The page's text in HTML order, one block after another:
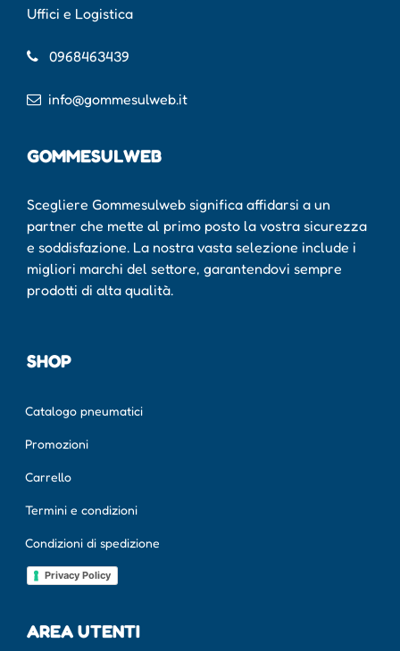
Uffici e Logistica
0968463439
info@gommesulweb.it
GOMMESULWEB
Scegliere Gommesulweb significa affidarsi a un
partner che mette al primo posto la vostra sicurezza
e soddisfazione. La nostra vasta selezione include i
migliori marchi del settore, garantendovi sempre
prodotti di alta qualità.
SHOP
Catalogo pneumatici
Promozioni
Carrello
Termini e condizioni
Condizioni di spedizione
Privacy Policy
AREA UTENTI